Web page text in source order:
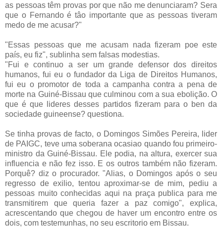
as pessoas têm provas por que não me denunciaram? Sera
que o Fernando é tâo importante que as pessoas tiveram
medo de me acusar?"
"Essas pessoas que me acusam nada fizeram poe este
país, eu fiz", sublinha sem falsas modestias.
"Fui e continuo a ser um grande defensor dos direitos
humanos, fui eu o fundador da Liga de Direitos Humanos,
fui eu o promotor de toda a campanha contra a pena de
morte na Guiné-Bissau que culminou com a sua ebolição. O
que é que lideres desses partidos fizeram para o ben da
sociedade guineense? questiona.
Se tinha provas de facto, o Domingos Simões Pereira, lider
de PAIGC, teve uma soberana ocasiao quando fou primeiro-
ministro da Guiné-Bissau. Ele podia, na altura, exercer sua
influencia e não fez isso. E os outros também não fizeram.
Porquê? diz o procurador. "Alias, o Domingos após o seu
regresso de exilio, tentou aproximar-se de mim, pediu a
pessoas muito conhecidas aqui na praça publica para me
transmitirem que queria fazer a paz comigo", explica,
acrescentando que chegou de haver um encontro entre os
dois, com testemunhas, no seu escritorio em Bissau.